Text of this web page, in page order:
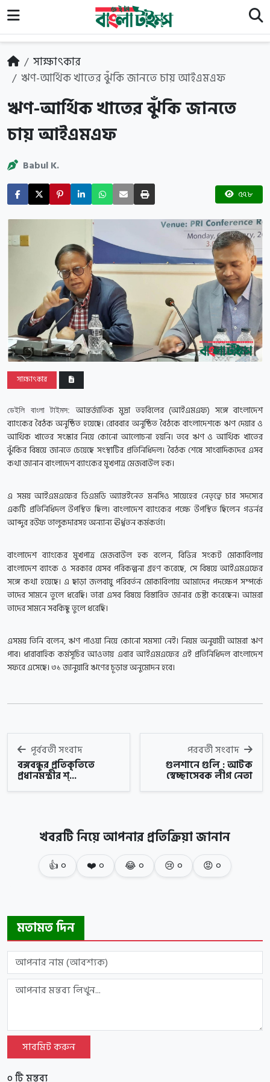
সাক্ষাৎকার
ঋণ-আর্থিক খাতের ঝুঁকি জানতে চায় আইএমএফ
ঋণ-আর্থিক খাতের ঝুঁকি জানতে
চায় আইএমএফ
Babul K.
৫৭৮
সাক্ষাৎকার
ডেইলি বাংলা টাইমস:
আন্তর্জাতিক মুদ্রা তহবিলের (আইএমএফ) সঙ্গে বাংলাদেশ
ব্যাংকের বৈঠক অনুষ্ঠিত হয়েছে। রোববার অনুষ্ঠিত বৈঠকে বাংলাদেশকে ঋণ দেয়ার ও
আর্থিক খাতের সংস্কার নিয়ে কোনো আলোচনা হয়নি। তবে ঋণ ও আর্থিক খাতের
ঝুঁকির বিষয়ে জানতে চেয়েছে সংস্থাটির প্রতিনিধিদল। বৈঠক শেষে সাংবাদিকদের এসব
কথা জানান বাংলাদেশ ব্যাংকের মুখপাত্র মেজবাউল হক।
এ সময় আইএমএফের ডিএমডি অ্যান্তইনেত মনসিও সায়েহের নেতৃত্বে চার সদস্যের
একটি প্রতিনিধিদল উপস্থিত ছিল। বাংলাদেশ ব্যাংকের পক্ষে উপস্থিত ছিলেন গভর্নর
আব্দুর রউফ তালুকদারসহ অন্যান্য ঊর্ধ্বতন কর্মকর্তা।
বাংলাদেশ ব্যাংকের মুখপাত্র মেজবাউল হক বলেন, বিভিন্ন সংকট মোকাবিলায়
বাংলাদেশ ব্যাংক ও সরকার যেসব পরিকল্পনা গ্রহণ করেছে, সে বিষয়ে আইএমএফের
সঙ্গে কথা হয়েছে। এ ছাড়া জলবায়ু পরিবর্তন মোকাবিলায় আমাদের পদক্ষেপ সম্পর্কে
তাদের সামনে তুলে ধরেছি। তারা এসব বিষয়ে বিস্তারিত জানার চেষ্টা করেছেন। আমরা
তাদের সামনে সবকিছু তুলে ধরেছি।
এসময় তিনি বলেন, ঋণ পাওয়া নিয়ে কোনো সমস্যা নেই। নিয়ম অনুযায়ী আমরা ঋণ
পাব। ধারাবাহিক কর্মসূচির আওতায় এবার আইএমএফের এই প্রতিনিধিদল বাংলাদেশ
সফরে এসেছে। ৩১ জানুয়ারি ঋণের চূড়ান্ত অনুমোদন হবে।
পূর্ববর্তী সংবাদ
বঙ্গবন্ধুর প্রতিকৃতিতে
প্রধানমন্ত্রীর শ্...
পরবর্তী সংবাদ
গুলশানে গুলি : আটক
স্বেচ্ছাসেবক লীগ নেতা
খবরটি নিয়ে আপনার প্রতিক্রিয়া জানান
👍০ ❤️০ 😂০ 😢০ 😡০
মতামত দিন
সাবমিট করুন
০ টি মন্তব্য